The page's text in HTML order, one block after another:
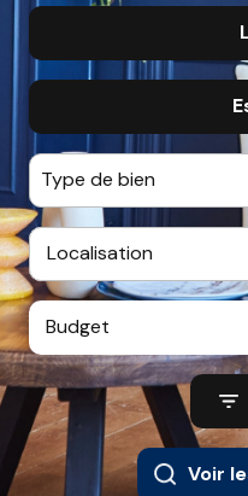
De l'immo pro
De l'immo pro
Type de bien
Budget
Voir